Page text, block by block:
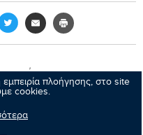
πλοήγησης, στο site
cookies.
νέο